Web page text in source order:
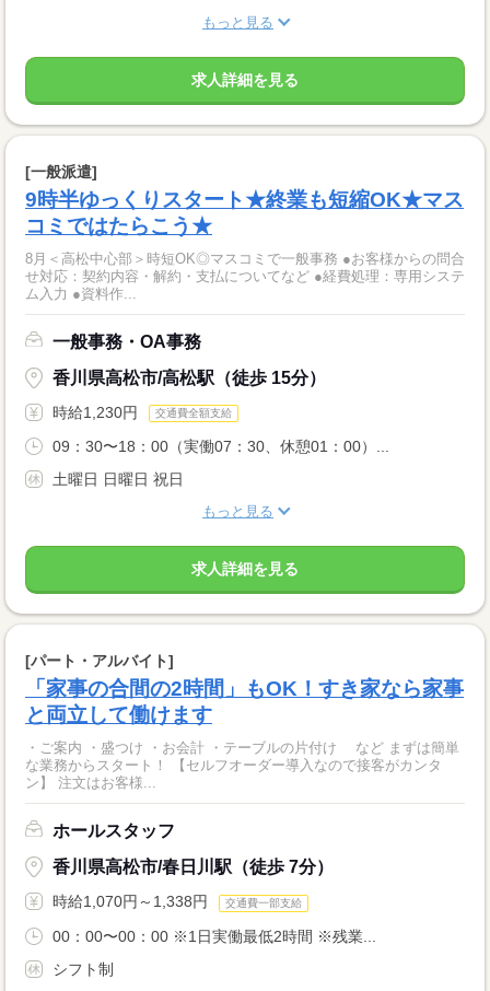
もっと見る
求人詳細を見る
[一般派遣]
9時半ゆっくりスタート★終業も短縮OK★マス
コミではたらこう★
8月＜高松中心部＞時短OK◎マスコミで一般事務 ●お客様からの問合
せ対応：契約内容・解約・支払についてなど ●経費処理：専用システ
ム入力 ●資料作...
一般事務・OA事務
香川県高松市/高松駅（徒歩 15分）
時給1,230円 交通費全額支給
09：30〜18：00（実働07：30、休憩01：00）...
土曜日 日曜日 祝日
もっと見る
求人詳細を見る
[パート・アルバイト]
「家事の合間の2時間」もOK！すき家なら家事
と両立して働けます
・ご案内 ・盛つけ ・お会計 ・テーブルの片付け など まずは簡単
な業務からスタート！ 【セルフオーダー導入なので接客がカンタ
ン】 注文はお客様...
ホールスタッフ
香川県高松市/春日川駅（徒歩 7分）
時給1,070円～1,338円 交通費一部支給
00：00〜00：00 ※1日実働最低2時間 ※残業...
シフト制